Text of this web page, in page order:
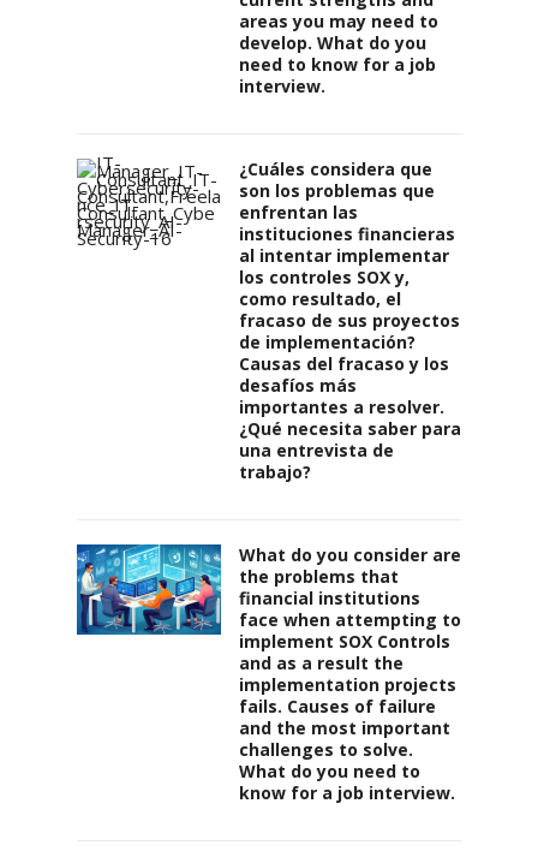
areas you may need to
develop. What do you
need to know for a job
interview.
¿Cuáles considera que
son los problemas que
enfrentan las
instituciones financieras
al intentar implementar
los controles SOX y,
como resultado, el
fracaso de sus proyectos
de implementación?
Causas del fracaso y los
desafíos más
importantes a resolver.
¿Qué necesita saber para
una entrevista de
trabajo?
What do you consider are
the problems that
financial institutions
face when attempting to
implement SOX Controls
and as a result the
implementation projects
fails. Causes of failure
and the most important
challenges to solve.
What do you need to
know for a job interview.